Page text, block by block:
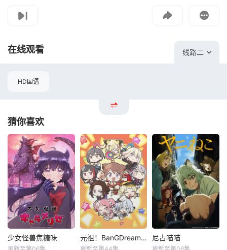
如遇无法播放请提交给我们
在线观看 线路二
HD国语
猜你喜欢
少女怪兽焦糖味 元祖！BanGDream酱 尼古喵喵